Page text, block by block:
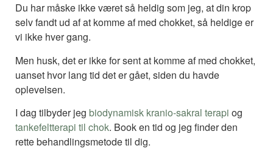
Du har måske ikke været så heldig som jeg, at din krop
selv fandt ud af at komme af med chokket, så heldige er
vi ikke hver gang.
Men husk, det er ikke for sent at komme af med chokket,
uanset hvor lang tid det er gået, siden du havde
oplevelsen.
I dag tilbyder jeg biodynamisk kranio-sakral terapi og
tankefeltterapi til chok. Book en tid og jeg finder den
rette behandlingsmetode til dig.